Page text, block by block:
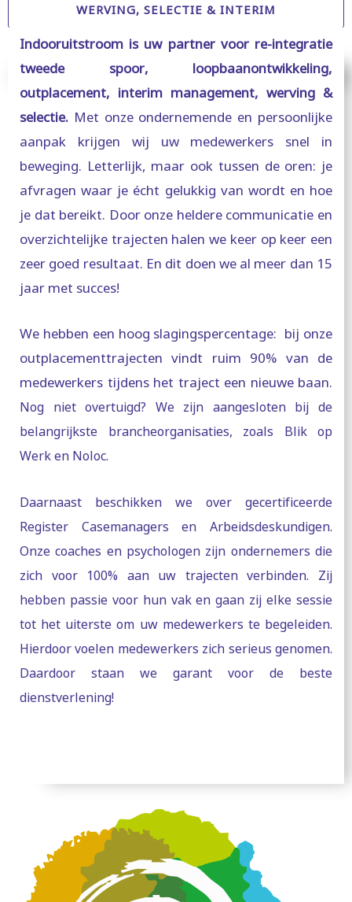
WERVING, SELECTIE & INTERIM
Waarom Indooruitstroom?
Indooruitstroom is uw partner voor re-integratie
tweede spoor, loopbaanontwikkeling,
outplacement, interim management, werving &
selectie. Met onze ondernemende en persoonlijke
aanpak krijgen wij uw medewerkers snel in
beweging. Letterlijk, maar ook tussen de oren: je
afvragen waar je écht gelukkig van wordt en hoe
je dat bereikt. Door onze heldere communicatie en
overzichtelijke trajecten halen we keer op keer een
zeer goed resultaat. En dit doen we al meer dan 15
jaar met succes!
We hebben een hoog slagingspercentage: bij onze
outplacementtrajecten vindt ruim 90% van de
medewerkers tijdens het traject een nieuwe baan.
Nog niet overtuigd? We zijn aangesloten bij de
belangrijkste brancheorganisaties, zoals Blik op
Werk en Noloc.
Daarnaast beschikken we over gecertificeerde
Register Casemanagers en Arbeidsdeskundigen.
Onze coaches en psychologen zijn ondernemers die
zich voor 100% aan uw trajecten verbinden. Zij
hebben passie voor hun vak en gaan zij elke sessie
tot het uiterste om uw medewerkers te begeleiden.
Hierdoor voelen medewerkers zich serieus genomen.
Daardoor staan we garant voor de beste
dienstverlening!